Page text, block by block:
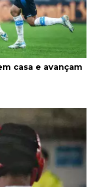
casa e avançam